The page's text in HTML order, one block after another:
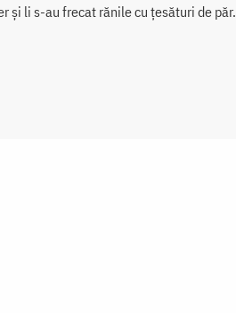
și li s-au frecat rănile cu țesături de păr.